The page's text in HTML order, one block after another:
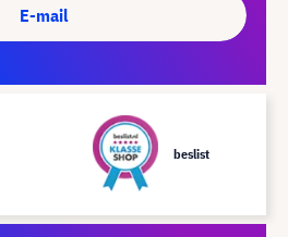
E-mail
beslist